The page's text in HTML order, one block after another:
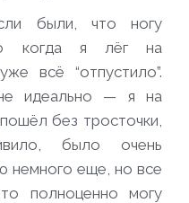
были, что ногу
когда я лёг на
всё “отпустило”.
идеально — я на
без тросточки,
было очень
немного еще, но все
полноценно могу